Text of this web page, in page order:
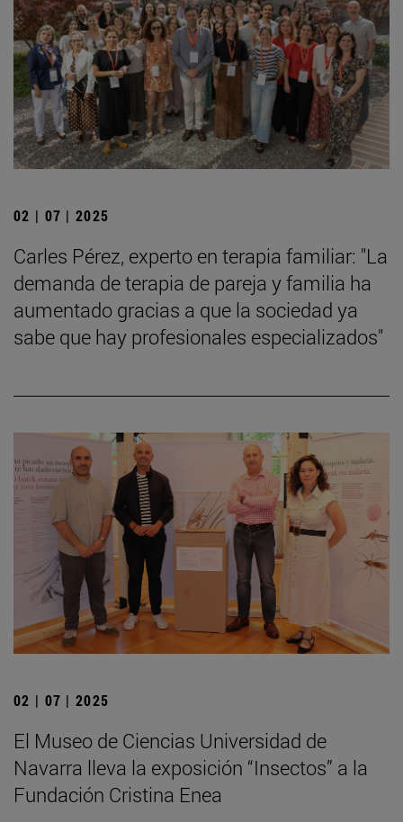
02 | 07 | 2025
Carles Pérez, experto en terapia familiar: "La
demanda de terapia de pareja y familia ha
aumentado gracias a que la sociedad ya
sabe que hay profesionales especializados"
02 | 07 | 2025
El Museo de Ciencias Universidad de
Navarra lleva la exposición “Insectos” a la
Fundación Cristina Enea